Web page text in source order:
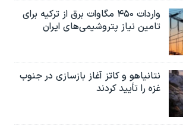
واردات ۴۵۰ مگاوات برق از ترکیه برای
تامین نیاز پتروشیمی‌های ایران
نتانیاهو و کاتز آغاز بازسازی در جنوب
غزه را تأیید کردند